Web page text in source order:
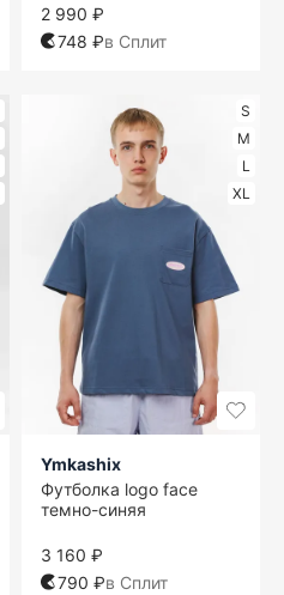
2 990 ₽
748 ₽в Сплит
S
M
L
XL
Ymkashix
Футболка logo face
темно-синяя
3 160 ₽
790 ₽в Сплит